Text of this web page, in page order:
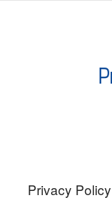
Privacy